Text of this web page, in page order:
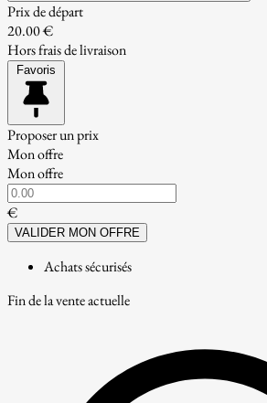
Prix de départ
20.00 €
Hors frais de livraison
Favoris
Proposer un prix
Mon offre
Mon offre
€
VALIDER MON OFFRE
Achats sécurisés
Fin de la vente actuelle